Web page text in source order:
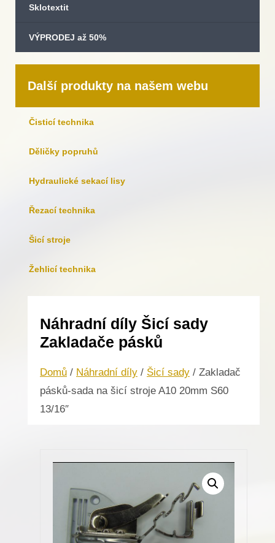
Sklotextit
VÝPRODEJ až 50%
Další produkty na našem webu
Čisticí technika
Děličky popruhů
Hydraulické sekací lisy
Řezací technika
Šicí stroje
Žehlicí technika
Náhradní díly Šicí sady
Zakladače pásků
Domů / Náhradní díly / Šicí sady / Zakladač
pásků-sada na šicí stroje A10 20mm S60
13/16″